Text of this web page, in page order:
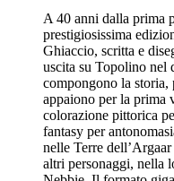
A 40 anni dalla prima
prestigiosissima
Ghiaccio, scritta e
uscita su Topolino nel
compongono la storia,
appaiono per la prima
colorazione pittorica
fantasy per
nelle Terre
altri personaggi, nella